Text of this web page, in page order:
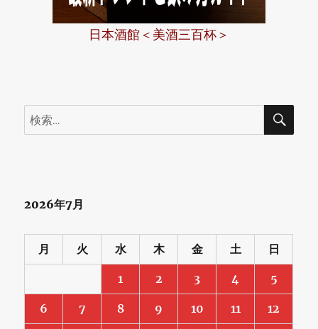
日本酒館＜美酒三百杯＞
検
索:
検
2026年7月
月 火 水 木 金 土 日
1 2 3 4 5
6 7 8 9 10 11 12